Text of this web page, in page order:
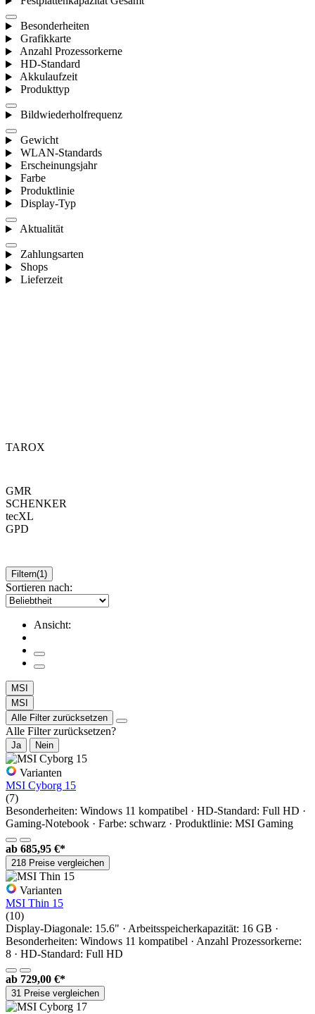
Besonderheiten
Grafikkarte
Anzahl Prozessorkerne
HD-Standard
Akkulaufzeit
Produkttyp
Bildwiederholfrequenz
Gewicht
WLAN-Standards
Erscheinungsjahr
Farbe
Produktlinie
Display-Typ
Aktualität
Zahlungsarten
Shops
Lieferzeit
TAROX
GMR
SCHENKER
tecXL
GPD
Filtern(1)
Sortieren nach:
Ansicht:
MSI
MSI
Alle Filter zurücksetzen
Alle Filter zurücksetzen?
Ja Nein
Varianten
MSI Cyborg 15
(7)
Besonderheiten: Windows 11 kompatibel · HD-Standard: Full HD ·
Gaming-Notebook · Farbe: schwarz · Produktlinie: MSI Gaming
ab 685,95 €*
218 Preise vergleichen
Varianten
MSI Thin 15
(10)
Display-Diagonale: 15.6" · Arbeitsspeicherkapazität: 16 GB ·
Besonderheiten: Windows 11 kompatibel · Anzahl Prozessorkerne:
8 · HD-Standard: Full HD
ab 729,00 €*
31 Preise vergleichen